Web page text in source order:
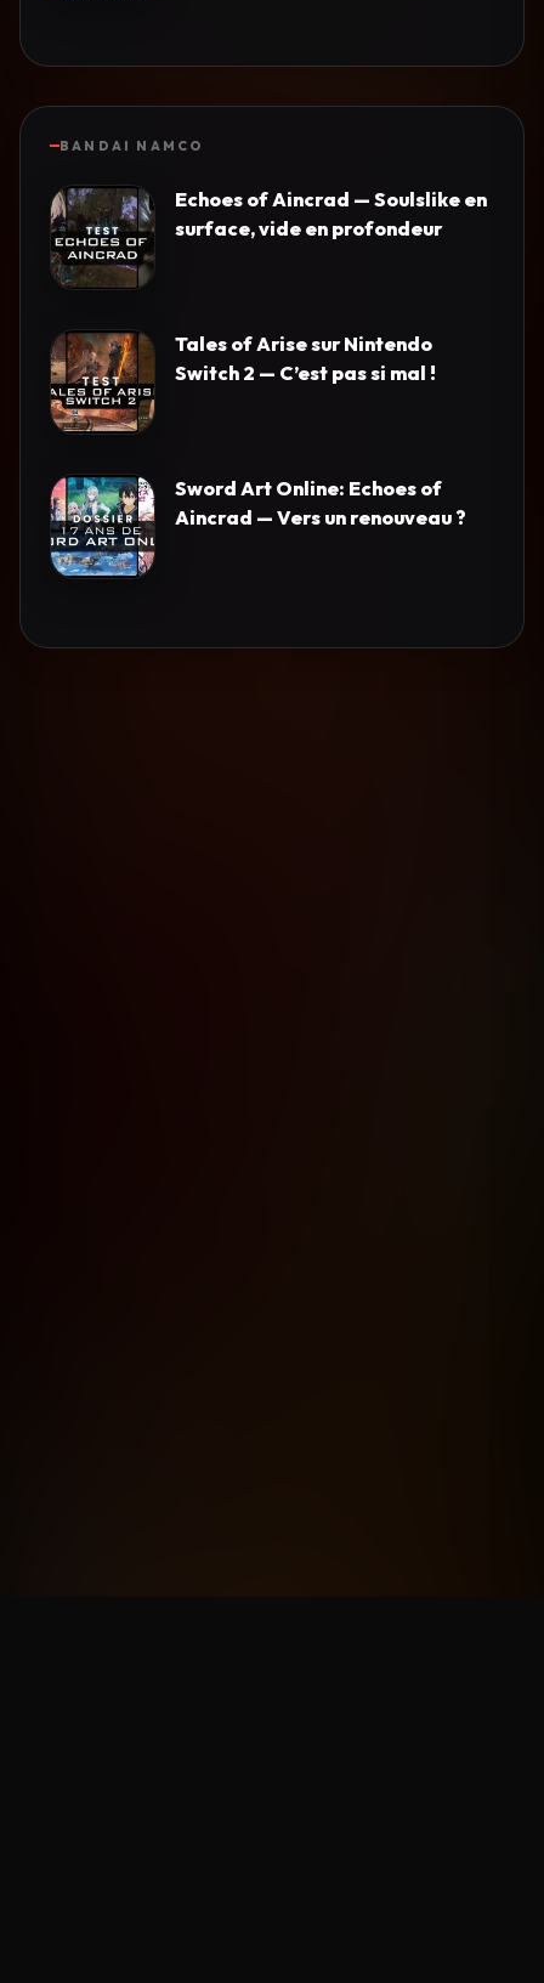
BANDAI NAMCO
Echoes of Aincrad — Soulslike en
surface, vide en profondeur
Tales of Arise sur Nintendo
Switch 2 — C’est pas si mal !
Sword Art Online: Echoes of
Aincrad — Vers un renouveau ?